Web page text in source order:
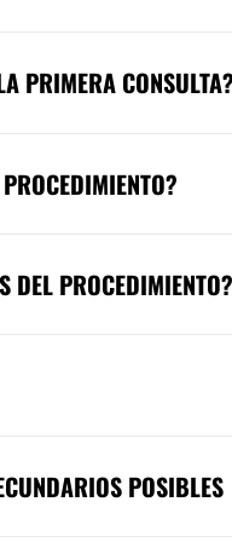
PRIMERA
DEL PROCEDIMIENTO?
POSIBLES